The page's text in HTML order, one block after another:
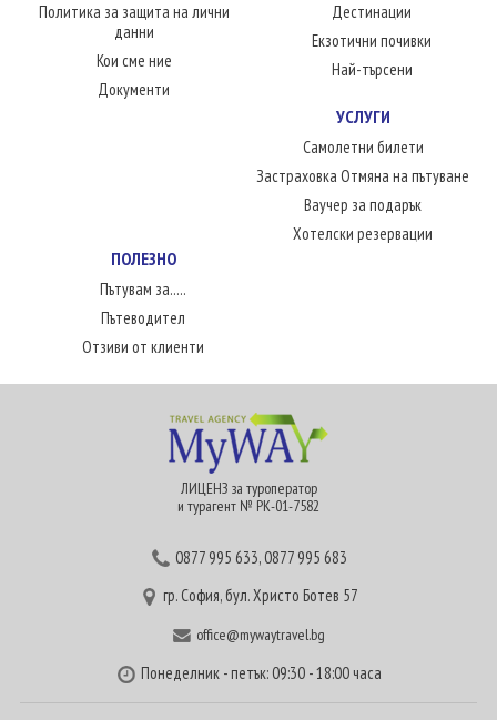
Политика за защита на лични
данни
Кои сме ние
Документи
Дестинации
Екзотични почивки
Най-търсени
УСЛУГИ
Самолетни билети
Застраховка Отмяна на пътуване
Ваучер за подарък
Хотелски резервации
ПОЛЕЗНО
Пътувам за.....
Пътеводител
Отзиви от клиенти
ЛИЦЕНЗ за туроператор
и турагент № РК-01-7582
0877 995 633,0877 995 683
гр. София, бул. Христо Ботев 57
office@mywaytravel.bg
Понеделник - петък: 09:30 - 18:00 часа